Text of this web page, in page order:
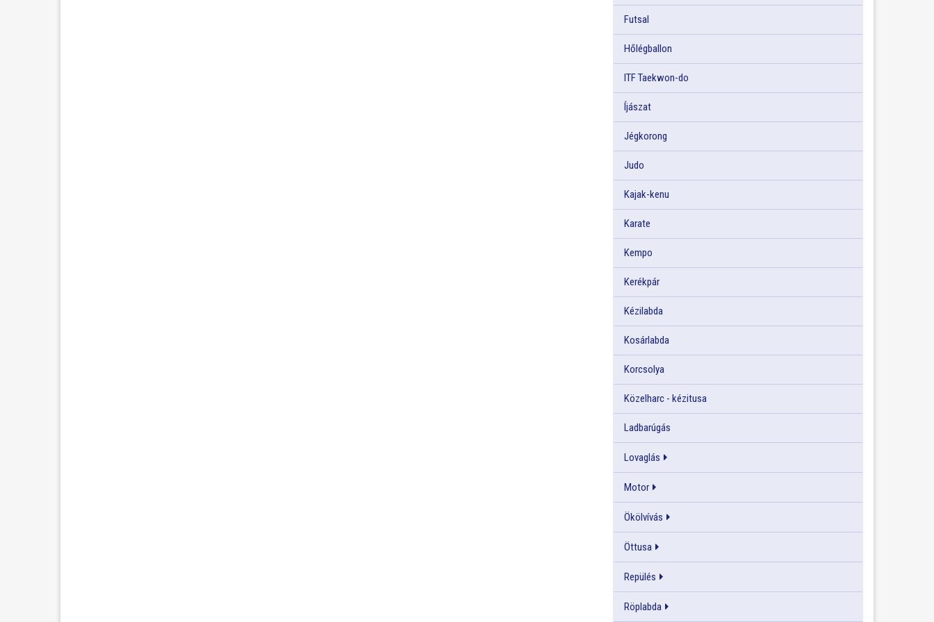
Futsal
Hőlégballon
ITF Taekwon-do
Íjászat
Jégkorong
Judo
Kajak-kenu
Karate
Kempo
Kerékpár
Kézilabda
Kosárlabda
Korcsolya
Közelharc - kézitusa
Ladbarúgás
Lovaglás
Motor
Ökölvívás
Öttusa
Repülés
Röplabda